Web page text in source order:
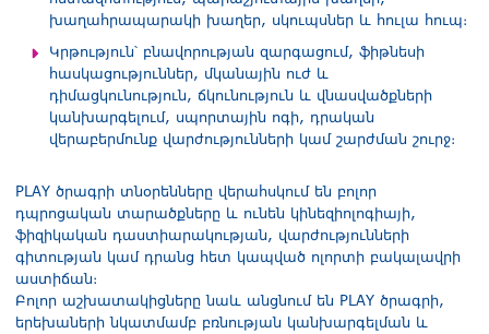
խաղահրապարակի խաղեր, սկուպսներ և հուլա հուպ։
Կրթություն՝ բնավորության զարգացում, ֆիթնեսի
հասկացություններ, մկանային ուժ և
դիմացկունություն, ճկունություն և վնասվածքների
կանխարգելում, սպորտային ոգի, դրական
վերաբերմունք վարժությունների կամ շարժման շուրջ։
PLAY ծրագրի տնօրենները վերահսկում են բոլոր
դպրոցական տարածքները և ունեն կինեզիոլոգիայի,
ֆիզիկական դաստիարակության, վարժությունների
գիտության կամ դրանց հետ կապված ոլորտի բակալավրի
աստիճան։
Բոլոր աշխատակիցները նաև անցնում են PLAY ծրագրի,
երեխաների նկատմամբ բռնության կանխարգելման և